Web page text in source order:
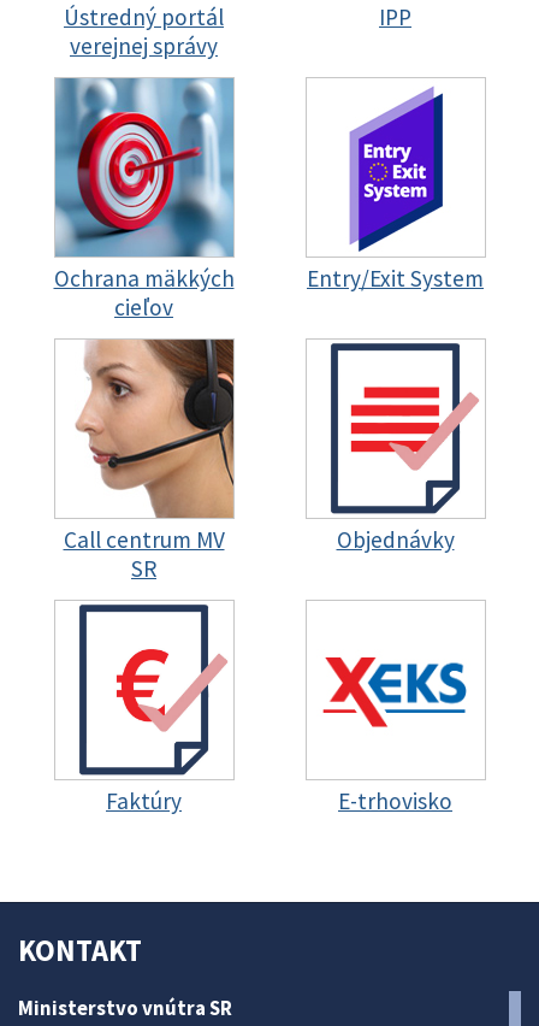
Ústredný portál
verejnej správy
IPP
Ochrana mäkkých
cieľov
Entry/Exit System
Call centrum MV
SR
Objednávky
Faktúry E-trhovisko
KONTAKT
Ministerstvo vnútra SR